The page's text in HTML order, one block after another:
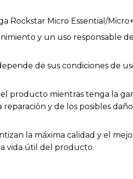
Rockstar Micro Essential/
y un uso responsable
de sus condiciones de
producto mientras tenga la
reparación y de los posibles
la máxima calidad y el
vida útil del producto.